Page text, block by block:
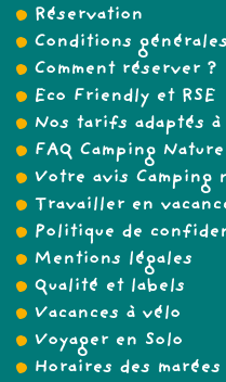
Réservation
Conditions
Comment réserver ?
Eco Friendly et RSE
Nos tarifs adaptés
FAQ Camping
Votre avis Camping
Travailler en
Politique de
Mentions légales
Qualité et labels
Vacances à vélo
Voyager en Solo
Horaires des marées